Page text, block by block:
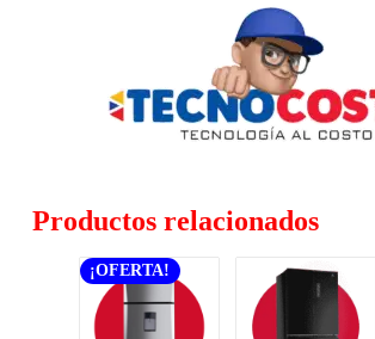
Productos relacionados
¡OFERTA!